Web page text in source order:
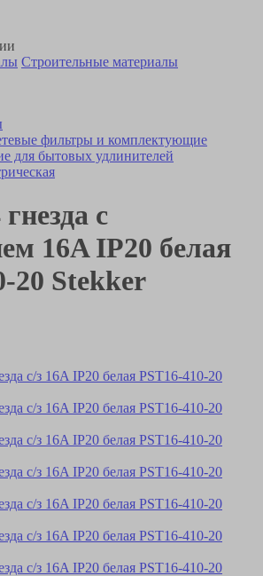
Строительные материалы
фильтры и комплектующие
для бытовых удлинителей
с
16A IP20 белая
20 Stekker